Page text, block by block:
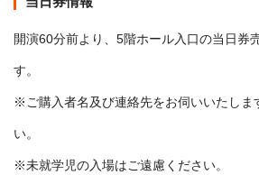
開演60分前より、5階ホール入口の当日券
す。
※ご購入者名及び連絡先をお伺いいたしま
い。
※未就学児の入場はご遠慮ください。